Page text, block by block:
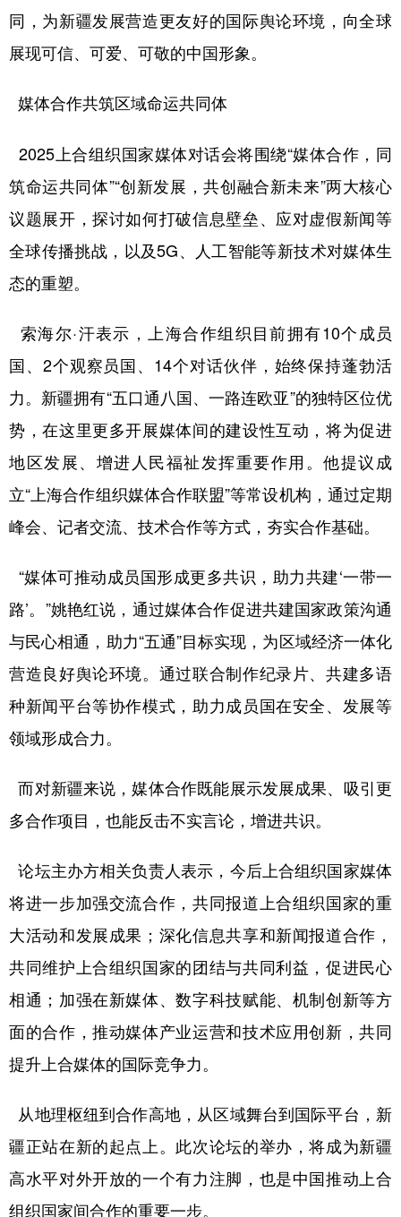
同，为新疆发展营造更友好的国际舆论环境，向全球
展现可信、可爱、可敬的中国形象。
媒体合作共筑区域命运共同体
2025上合组织国家媒体对话会将围绕“媒体合作，同
筑命运共同体”“创新发展，共创融合新未来”两大核心
议题展开，探讨如何打破信息壁垒、应对虚假新闻等
全球传播挑战，以及5G、人工智能等新技术对媒体生
态的重塑。
索海尔·汗表示，上海合作组织目前拥有10个成员
国、2个观察员国、14个对话伙伴，始终保持蓬勃活
力。新疆拥有“五口通八国、一路连欧亚”的独特区位优
势，在这里更多开展媒体间的建设性互动，将为促进
地区发展、增进人民福祉发挥重要作用。他提议成
立“上海合作组织媒体合作联盟”等常设机构，通过定期
峰会、记者交流、技术合作等方式，夯实合作基础。
“媒体可推动成员国形成更多共识，助力共建‘一带一
路’。”姚艳红说，通过媒体合作促进共建国家政策沟通
与民心相通，助力“五通”目标实现，为区域经济一体化
营造良好舆论环境。通过联合制作纪录片、共建多语
种新闻平台等协作模式，助力成员国在安全、发展等
领域形成合力。
而对新疆来说，媒体合作既能展示发展成果、吸引更
多合作项目，也能反击不实言论，增进共识。
论坛主办方相关负责人表示，今后上合组织国家媒体
将进一步加强交流合作，共同报道上合组织国家的重
大活动和发展成果；深化信息共享和新闻报道合作，
共同维护上合组织国家的团结与共同利益，促进民心
相通；加强在新媒体、数字科技赋能、机制创新等方
面的合作，推动媒体产业运营和技术应用创新，共同
提升上合媒体的国际竞争力。
从地理枢纽到合作高地，从区域舞台到国际平台，新
疆正站在新的起点上。此次论坛的举办，将成为新疆
高水平对外开放的一个有力注脚，也是中国推动上合
组织国家间合作的重要一步。